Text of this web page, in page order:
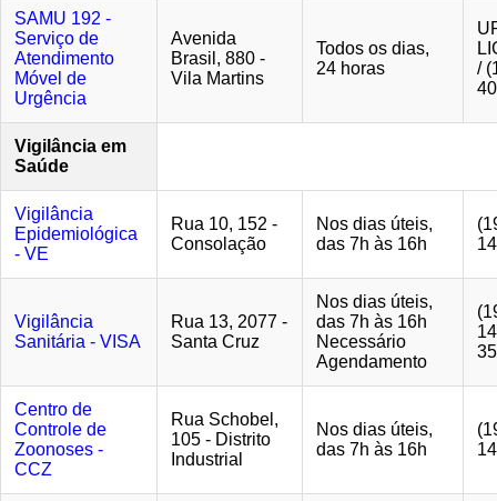
SAMU 192 -
Serviço de
Atendimento
Móvel de
Urgência
Avenida
Brasil, 880 -
Vila Martins
Todos os dias,
24 horas
/
Vigilância em
Saúde
Vigilância
Epidemiológica
- VE
Rua 10, 152 -
Consolação
Nos dias úteis,
das 7h às 16h
Vigilância
Sanitária - VISA
Rua 13, 2077 -
Santa Cruz
Nos dias úteis,
das 7h às 16h
Necessário
Agendamento
Centro de
Controle de
Zoonoses -
CCZ
Rua Schobel,
105 - Distrito
Industrial
Nos dias úteis,
das 7h às 16h